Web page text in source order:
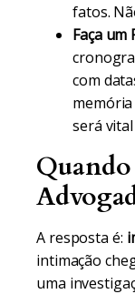
fatos.
Faça um
com
será
A resposta é:
intimação
uma